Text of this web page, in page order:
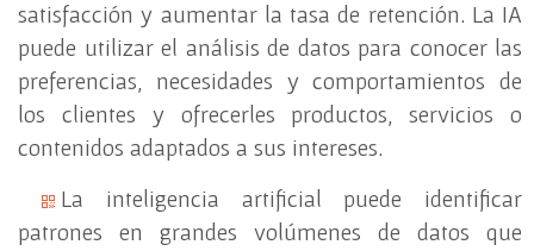
satisfacción y aumentar la tasa de retención. La IA
puede utilizar el análisis de datos para conocer las
preferencias, necesidades y comportamientos de
los clientes y ofrecerles productos, servicios o
contenidos adaptados a sus intereses.
La inteligencia artificial puede identificar
patrones en grandes volúmenes de datos que